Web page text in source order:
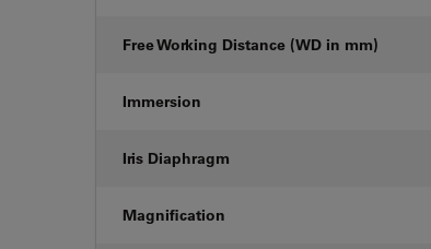
Free Working Distance (WD in mm)
Immersion
Iris Diaphragm
Magnification